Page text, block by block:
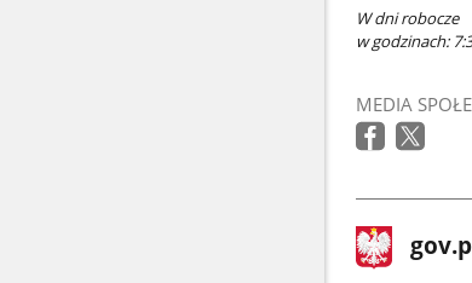
W dni robocze
w godzinach:
MEDIA
stopka
gov.pl